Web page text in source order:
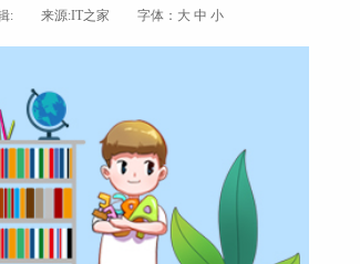
: 来源:IT之家 字体： 大 中 小